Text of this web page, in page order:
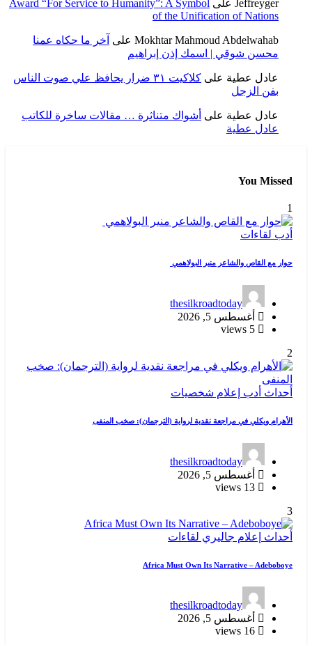
Jeffreyger على Award “For Service to Humanity”: A Symbol
of the Unification of Nations
Mokhtar Mahmoud Abdelwahab على آخر ما حكاه عمنا
محسن شوقي | اسمك إذن إبراهيم
عادل عطية على
كلاكيت ٣١ ضرار يحافظ علي صوت الناس
بفن الزجل
عادل عطية على أشواك متناثرة … مقالات ساخرة للكاتب
عادل عطية
You Missed
1
أدب لقاءات
حوار مع القاص والشاعر منير البولاهمي
thesilkroadtoday
أغسطس 5, 2026
2
أحداث أدب إعلام شخصيات
الأهرام ويكلي في مراجعة نقدية لرواية (الترجمان): صخب المنفى
thesilkroadtoday
أغسطس 5, 2026
3
أحداث إعلام جاليري لقاءات
Africa Must Own Its Narrative – Adeboboye
thesilkroadtoday
أغسطس 5, 2026